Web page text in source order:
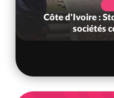
de cacao, des